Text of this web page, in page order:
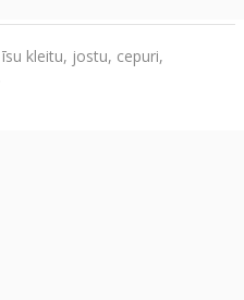
kleitu, jostu, cepuri,